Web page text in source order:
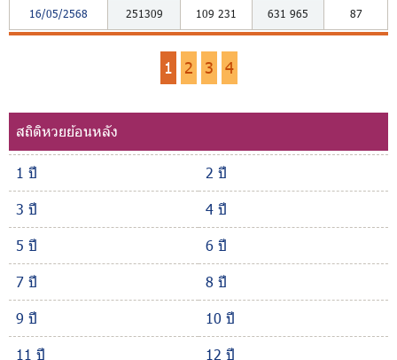
16/05/2568 251309 109 231 631 965 87
1 2 3 4
สถิติหวยย้อนหลัง
1 ปี
2 ปี
3 ปี
4 ปี
5 ปี
6 ปี
7 ปี
8 ปี
9 ปี
10 ปี
11 ปี
12 ปี